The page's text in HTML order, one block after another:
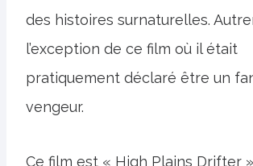
des histoires surnaturelles.
l’exception de ce film où il était
pratiquement déclaré être un
vengeur.
Ce film est « High Plains Drifter